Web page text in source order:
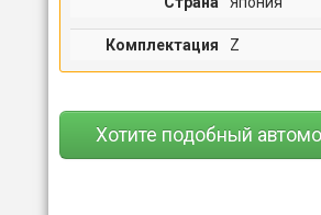
Комплектация Z
Хотите подобный